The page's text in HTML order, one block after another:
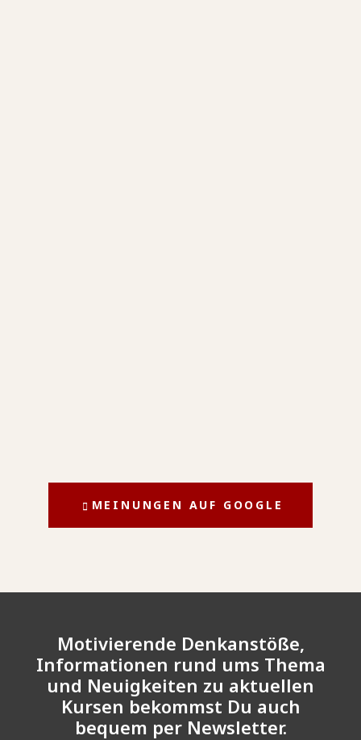
MEINUNGEN AUF GOOGLE
Motivierende Denkanstöße,
Informationen rund ums Thema
und Neuigkeiten zu aktuellen
Kursen bekommst Du auch
bequem per Newsletter.